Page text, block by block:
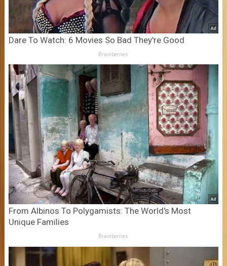
Dare To Watch: 6 Movies So Bad They're Good
Brainberries
From Albinos To Polygamists: The World's Most
Unique Families
Brainberries